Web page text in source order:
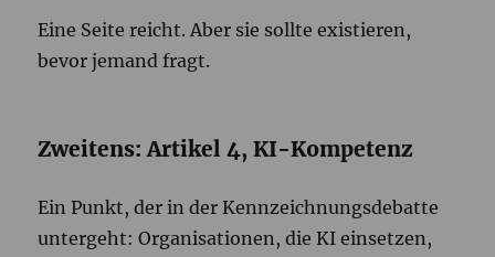
Eine Seite reicht. Aber sie sollte existieren,
bevor jemand fragt.
Zweitens: Artikel 4, KI-Kompetenz
Ein Punkt, der in der Kennzeichnungsdebatte
untergeht: Organisationen, die KI einsetzen,